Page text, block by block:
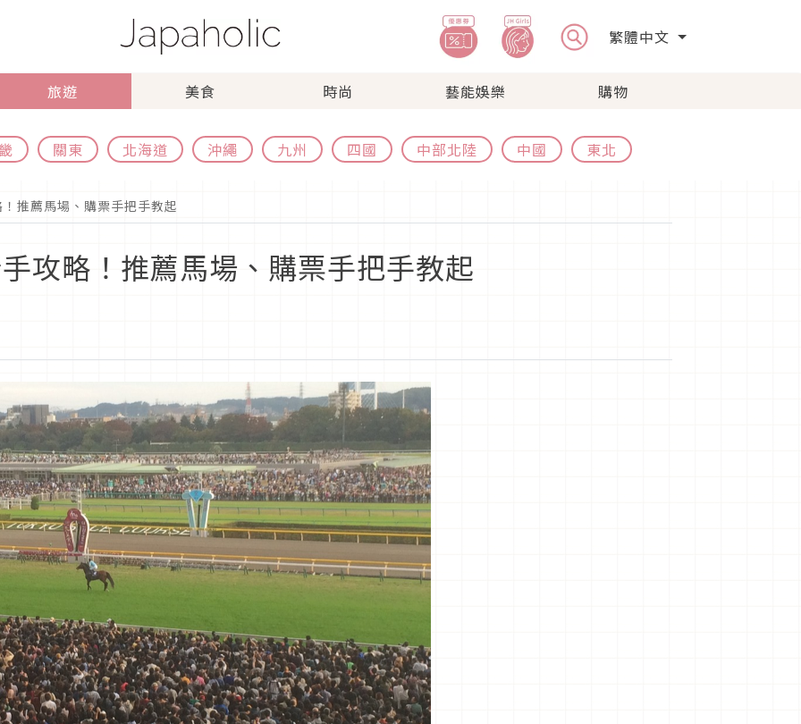
繁體中文
旅遊 美食 時尚 藝能娛樂 購物
關東 北海道 沖繩 九州 四國 中部北陸 中國 東北
推薦馬場、購票手把手教起
攻略！推薦馬場、購票手把手教起